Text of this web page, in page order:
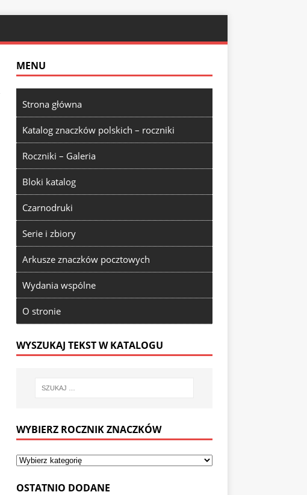
MENU
Strona główna
Katalog znaczków polskich – roczniki
Roczniki – Galeria
Bloki katalog
Czarnodruki
Serie i zbiory
Arkusze znaczków pocztowych
Wydania wspólne
O stronie
WYSZUKAJ TEKST W KATALOGU
WYBIERZ ROCZNIK ZNACZKÓW
OSTATNIO DODANE